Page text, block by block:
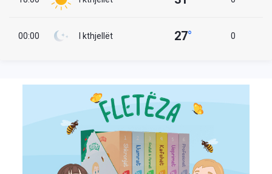
00:00 I kthjellët 27° 0